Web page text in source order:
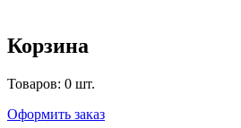
Корзина
Товаров: 0 шт.
Оформить заказ